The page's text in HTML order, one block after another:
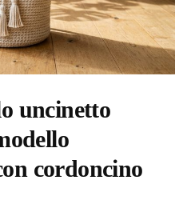
uncinetto
cordoncino